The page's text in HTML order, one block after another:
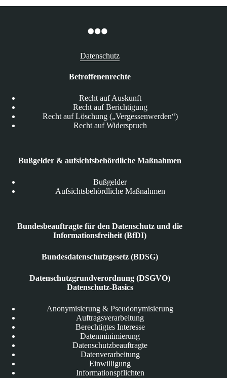
Datenschutz
Betroffenenrechte
Recht auf Auskunft
Recht auf Berichtigung
Recht auf Löschung („Vergessenwerden“)
Recht auf Widerspruch
Bußgelder & aufsichtsbehördliche Maßnahmen
Bußgelder
Aufsichtsbehördliche Maßnahmen
Bundesbeauftragte für den Datenschutz und die
Informationsfreiheit (BfDI)
Bundesdatenschutzgesetz (BDSG)
Datenschutzgrundverordnung (DSGVO)
Datenschutz-Basics
Anonymisierung & Pseudonymisierung
Auftragsverarbeitung
Berechtigtes Interesse
Datenminimierung
Datenschutzbeauftragte
Datenverarbeitung
Einwilligung
Informationspflichten